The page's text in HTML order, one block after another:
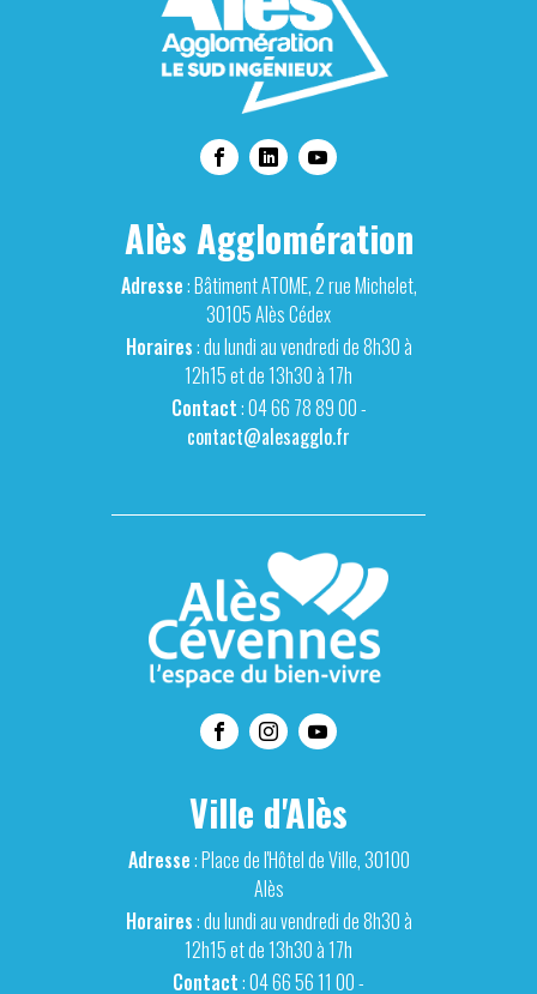
Alès Agglomération
Adresse: Bâtiment ATOME, 2 rue Michelet,
30105 Alès Cédex
Horaires: du lundi au vendredi de 8h30 à
12h15 et de 13h30 à 17h
Contact: 04 66 78 89 00 -
contact@alesagglo.fr
Ville d'Alès
Adresse: Place de l'Hôtel de Ville, 30100
Alès
Horaires: du lundi au vendredi de 8h30 à
12h15 et de 13h30 à 17h
Contact: 04 66 56 11 00 -